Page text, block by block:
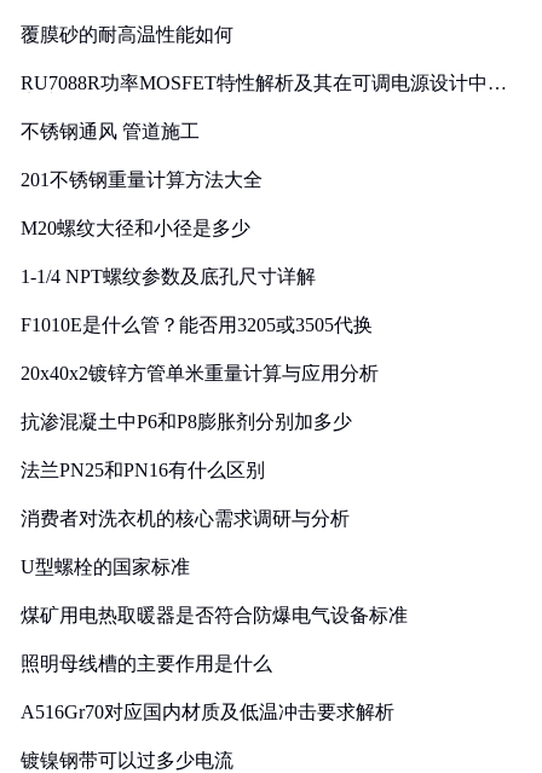
覆膜砂的耐高温性能如何
RU7088R功率MOSFET特性解析及其在可调电源设计中的
不锈钢通风 管道施工
201不锈钢重量计算方法大全
M20螺纹大径和小径是多少
1-1/4 NPT螺纹参数及底孔尺寸详解
F1010E是什么管？能否用3205或3505代换
20x40x2镀锌方管单米重量计算与应用分析
抗渗混凝土中P6和P8膨胀剂分别加多少
法兰PN25和PN16有什么区别
消费者对洗衣机的核心需求调研与分析
U型螺栓的国家标准
煤矿用电热取暖器是否符合防爆电气设备标准
照明母线槽的主要作用是什么
A516Gr70对应国内材质及低温冲击要求解析
镀镍钢带可以过多少电流